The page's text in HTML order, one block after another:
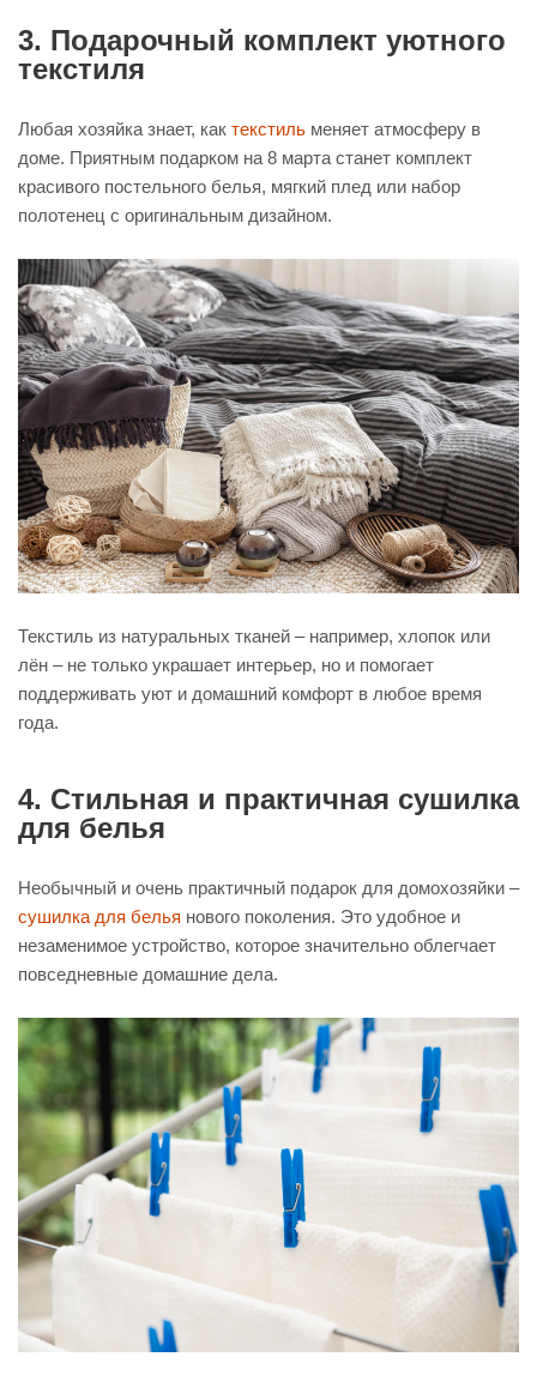
3. Подарочный комплект уютного
текстиля
Любая хозяйка знает, как текстиль меняет атмосферу в
доме. Приятным подарком на 8 марта станет комплект
красивого постельного белья, мягкий плед или набор
полотенец с оригинальным дизайном.
Текстиль из натуральных тканей – например, хлопок или
лён – не только украшает интерьер, но и помогает
поддерживать уют и домашний комфорт в любое время
года.
4. Стильная и практичная сушилка
для белья
Необычный и очень практичный подарок для домохозяйки –
сушилка для белья нового поколения. Это удобное и
незаменимое устройство, которое значительно облегчает
повседневные домашние дела.